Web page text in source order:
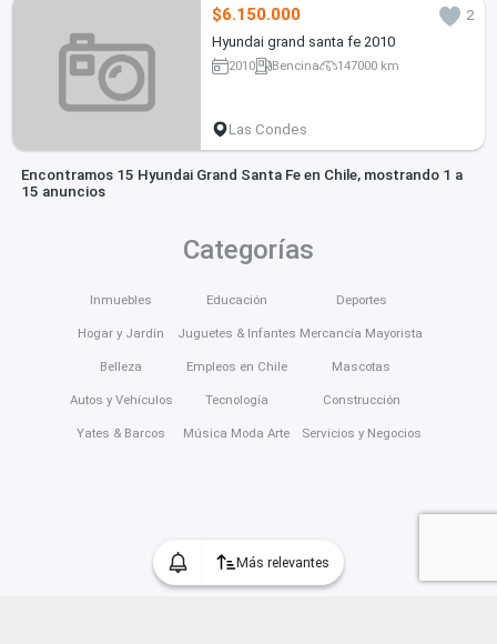
Más relevantes
$6.150.000
2
Hyundai grand santa fe 2010
2010 Bencina 147000 km
Las Condes
Encontramos 15 Hyundai Grand Santa Fe en Chile, mostrando 1 a
15 anuncios
Categorías
Inmuebles
Hogar y Jardín
Belleza
Autos y Vehículos
Yates & Barcos
Educación
Juguetes & Infantes
Empleos en Chile
Tecnología
Música Moda Arte
Deportes
Mercancía Mayorista
Mascotas
Construcción
Servicios y Negocios